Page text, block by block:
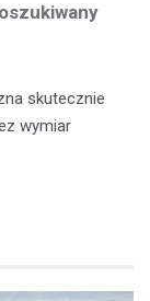
skutecznie
wymiar